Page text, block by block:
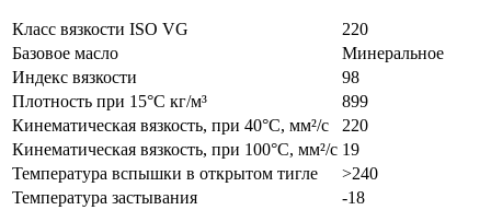
Класс вязкости ISO VG
220
Базовое масло
Минеральное
Индекс вязкости
98
Плотность при 15°С кг/м³
899
Кинематическая вязкость, при 40°С, мм²/с
220
Кинематическая вязкость, при 100°С, мм²/с 19
Температура вспышки в открытом тигле
>240
Температура застывания
-18